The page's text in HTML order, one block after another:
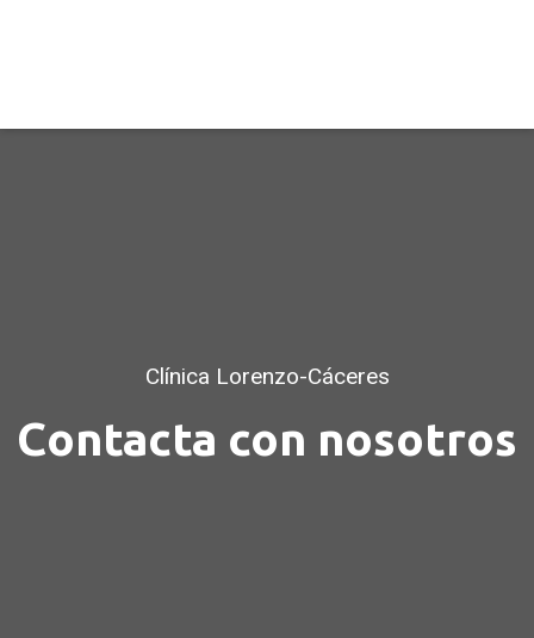
Clínica Lorenzo-Cáceres
Contacta con nosotros